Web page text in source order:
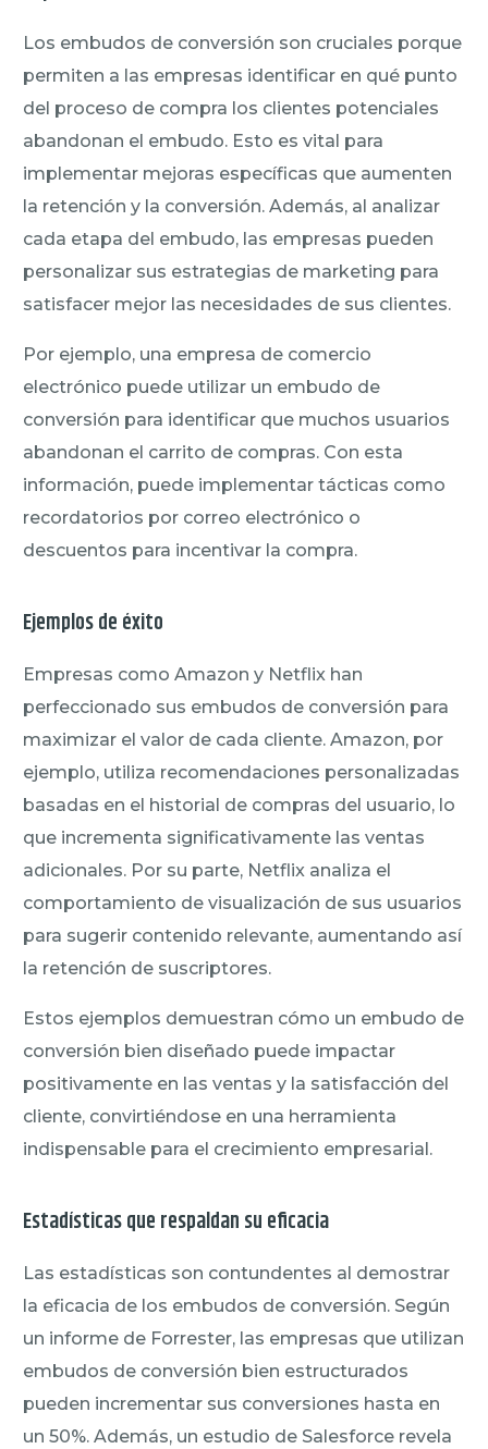
Los embudos de conversión son cruciales porque
permiten a las empresas identificar en qué punto
del proceso de compra los clientes potenciales
abandonan el embudo. Esto es vital para
implementar mejoras específicas que aumenten
la retención y la conversión. Además, al analizar
cada etapa del embudo, las empresas pueden
personalizar sus estrategias de marketing para
satisfacer mejor las necesidades de sus clientes.
Por ejemplo, una empresa de comercio
electrónico puede utilizar un embudo de
conversión para identificar que muchos usuarios
abandonan el carrito de compras. Con esta
información, puede implementar tácticas como
recordatorios por correo electrónico o
descuentos para incentivar la compra.
Ejemplos de éxito
Empresas como Amazon y Netflix han
perfeccionado sus embudos de conversión para
maximizar el valor de cada cliente. Amazon, por
ejemplo, utiliza recomendaciones personalizadas
basadas en el historial de compras del usuario, lo
que incrementa significativamente las ventas
adicionales. Por su parte, Netflix analiza el
comportamiento de visualización de sus usuarios
para sugerir contenido relevante, aumentando así
la retención de suscriptores.
Estos ejemplos demuestran cómo un embudo de
conversión bien diseñado puede impactar
positivamente en las ventas y la satisfacción del
cliente, convirtiéndose en una herramienta
indispensable para el crecimiento empresarial.
Estadísticas que respaldan su eficacia
Las estadísticas son contundentes al demostrar
la eficacia de los embudos de conversión. Según
un informe de Forrester, las empresas que utilizan
embudos de conversión bien estructurados
pueden incrementar sus conversiones hasta en
un 50%. Además, un estudio de Salesforce revela